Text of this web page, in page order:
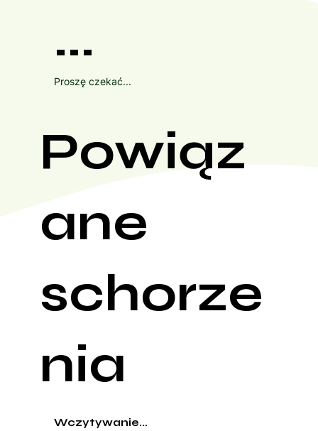
...
Proszę czekać...
Powiąz
ane
schorze
nia
Wczytywanie...